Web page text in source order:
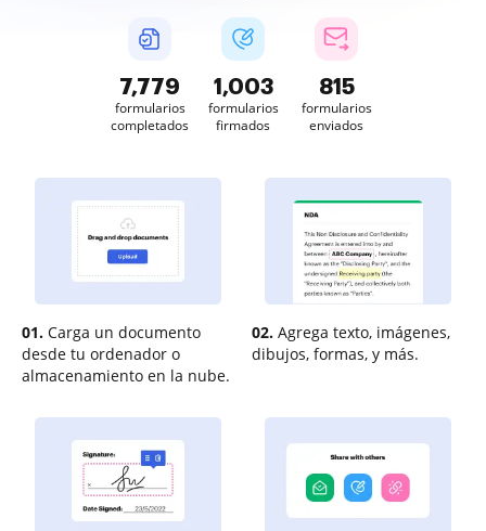
7,780
formularios
completados
1,003
formularios
firmados
815
formularios
enviados
01. Carga un documento
desde tu ordenador o
almacenamiento en la nube.
02. Agrega texto, imágenes,
dibujos, formas, y más.